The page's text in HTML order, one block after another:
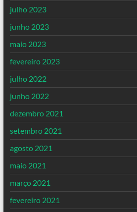
julho 2023
junho 2023
maio 2023
fevereiro 2023
julho 2022
junho 2022
dezembro 2021
setembro 2021
agosto 2021
maio 2021
março 2021
fevereiro 2021